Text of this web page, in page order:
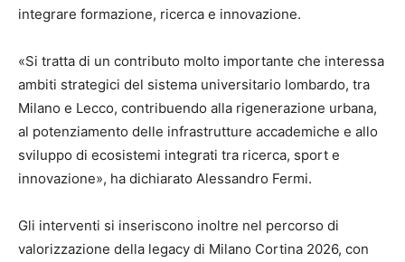
integrare formazione, ricerca e innovazione.
«Si tratta di un contributo molto importante che interessa
ambiti strategici del sistema universitario lombardo, tra
Milano e Lecco, contribuendo alla rigenerazione urbana,
al potenziamento delle infrastrutture accademiche e allo
sviluppo di ecosistemi integrati tra ricerca, sport e
innovazione», ha dichiarato Alessandro Fermi.
Gli interventi si inseriscono inoltre nel percorso di
valorizzazione della legacy di Milano Cortina 2026, con